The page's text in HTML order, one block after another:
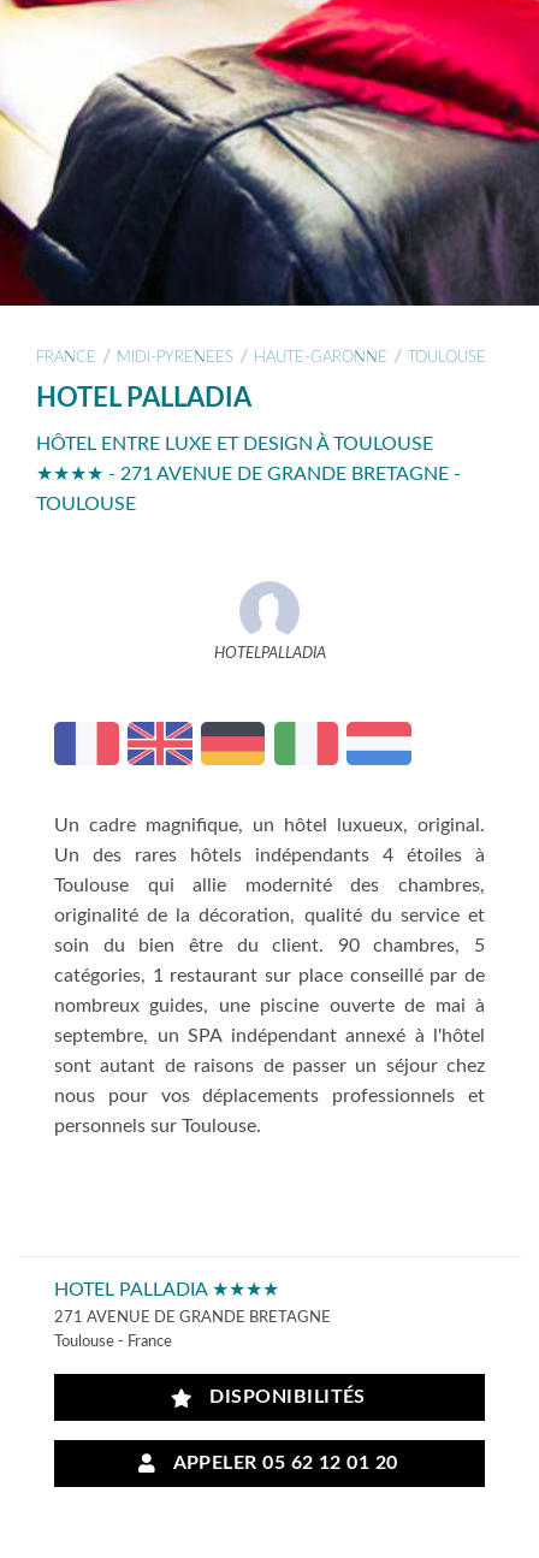
FRANCE / MIDI-PYRENEES / HAUTE-GARONNE / TOULOUSE
HOTEL PALLADIA
HÔTEL ENTRE LUXE ET DESIGN À TOULOUSE
★★★★ - 271 AVENUE DE GRANDE BRETAGNE -
TOULOUSE
HOTELPALLADIA
Un cadre magnifique, un hôtel luxueux, original.
Un des rares hôtels indépendants 4 étoiles à
Toulouse qui allie modernité des chambres,
originalité de la décoration, qualité du service et
soin du bien être du client. 90 chambres, 5
catégories, 1 restaurant sur place conseillé par de
nombreux guides, une piscine ouverte de mai à
septembre, un SPA indépendant annexé à l'hôtel
sont autant de raisons de passer un séjour chez
nous pour vos déplacements professionnels et
personnels sur Toulouse.
HOTEL PALLADIA ★★★★
271 AVENUE DE GRANDE BRETAGNE
Toulouse - France
DISPONIBILITÉS
APPELER 05 62 12 01 20